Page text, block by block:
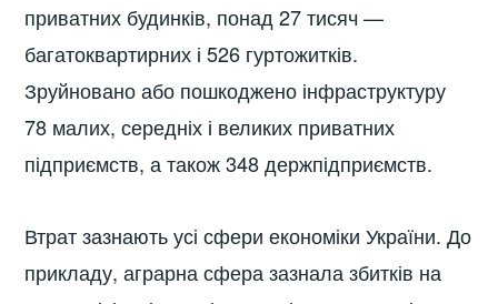
приватних будинків, понад 27 тисяч —
багатоквартирних і 526 гуртожитків.
Зруйновано або пошкоджено інфраструктуру
78 малих, середніх і великих приватних
підприємств, а також 348 держпідприємств.
Втрат зазнають усі сфери економіки України. До
прикладу, аграрна сфера зазнала збитків на